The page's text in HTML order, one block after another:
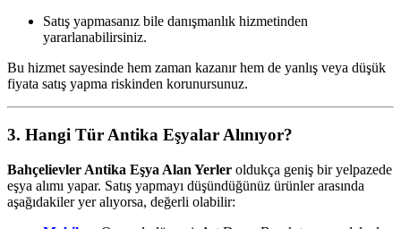
Satış yapmasanız bile danışmanlık hizmetinden
yararlanabilirsiniz.
Bu hizmet sayesinde hem zaman kazanır hem de yanlış veya düşük
fiyata satış yapma riskinden korunursunuz.
3. Hangi Tür Antika Eşyalar Alınıyor?
Bahçelievler Antika Eşya Alan Yerler oldukça geniş bir yelpazede
eşya alımı yapar. Satış yapmayı düşündüğünüz ürünler arasında
aşağıdakiler yer alıyorsa, değerli olabilir: